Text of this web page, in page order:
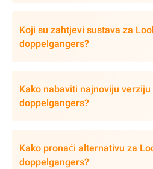
Koji su zahtjevi sustava za
doppelgangers?
Kako nabaviti najnoviju verziju
doppelgangers?
Kako pronaći alternativu za
doppelgangers?